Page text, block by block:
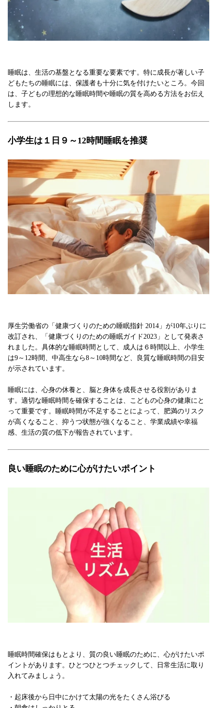
睡眠は、生活の基盤となる重要な要素です。特に成長が著しい子
どもたちの睡眠には、保護者も十分に気を付けたいところ。今回
は、子どもの理想的な睡眠時間や睡眠の質を高める方法をお伝え
します。
小学生は１日９～12時間睡眠を推奨
厚生労働省の「健康づくりのための睡眠指針 2014」が10年ぶりに
改訂され、「健康づくりのための睡眠ガイド2023」として発表さ
れました。具体的な睡眠時間として、成人は６時間以上、小学生
は9～12時間、中高生なら8～10時間など、良質な睡眠時間の目安
が示されています。
睡眠には、心身の休養と、脳と身体を成長させる役割がありま
す。適切な睡眠時間を確保することは、こどもの心身の健康にと
って重要です。睡眠時間が不足することによって、肥満のリスク
が高くなること、抑うつ状態が強くなること、学業成績や幸福
感、生活の質の低下が報告されています。
良い睡眠のために心がけたいポイント
睡眠時間確保はもとより、質の良い睡眠のために、心がけたいポ
イントがあります。ひとつひとつチェックして、日常生活に取り
入れてみましょう。
・起床後から日中にかけて太陽の光をたくさん浴びる